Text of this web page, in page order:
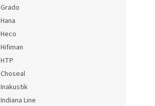
Grado
Hana
Heco
Hifiman
HTP
Choseal
Inakustik
Indiana Line